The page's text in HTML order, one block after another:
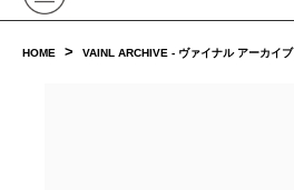
HOME > VAINL ARCHIVE - ヴァイナル アーカイブ